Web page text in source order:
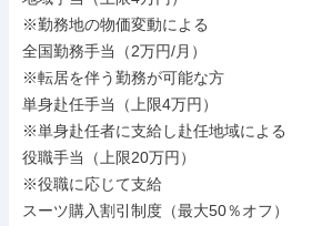
※勤務地の物価変動による
全国勤務手当（2万円/月）
※転居を伴う勤務が可能な方
単身赴任手当（上限4万円）
※単身赴任者に支給し赴任地域による
役職手当（上限20万円）
※役職に応じて支給
スーツ購入割引制度（最大50％オフ）